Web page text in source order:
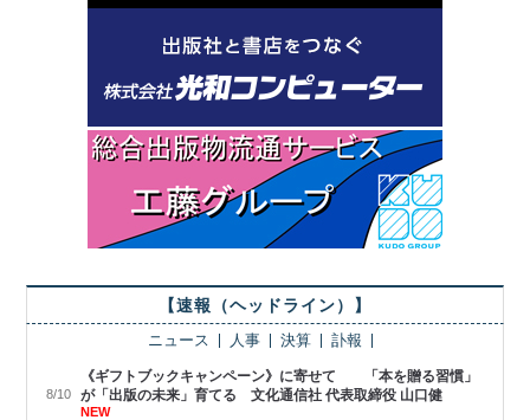
【速報（ヘッドライン）】
ニュース 人事 決算 訃報
8/10
《ギフトブックキャンペーン》に寄せて 「本を贈る習慣」
が「出版の未来」育てる 文化通信社 代表取締役 山口健
NEW